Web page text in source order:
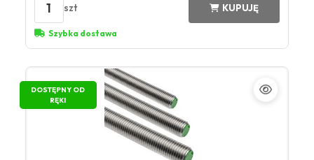
1 szt KUPUJĘ
Szybka dostawa
DOSTĘPNY OD
RĘKI